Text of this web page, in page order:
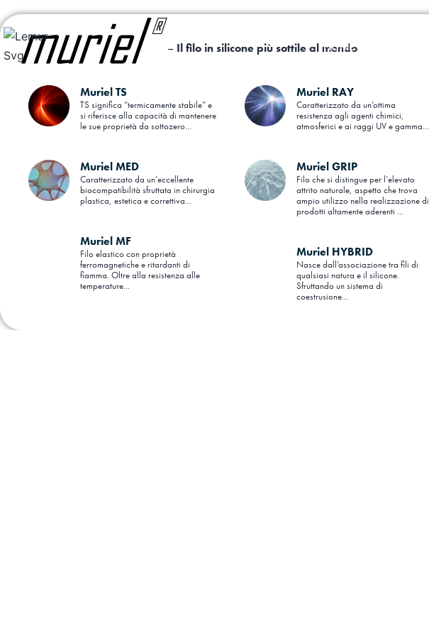
HOME
– Il filo in silicone più sottile al mondo
Muriel TS
TS significa “termicamente stabile” e
si riferisce alla capacità di mantenere
le sue proprietà da sottozero...
Muriel MED
Caratterizzato da un’eccellente
biocompatibilità sfruttata in chirurgia
plastica, estetica e correttiva...
Muriel MF
Filo elastico con proprietà
ferromagnetiche e ritardanti di
fiamma. Oltre alla resistenza alle
temperature...
Muriel RAY
Caratterizzato da un’ottima
resistenza agli agenti chimici,
atmosferici e ai raggi UV e gamma...
Muriel GRIP
Filo che si distingue per l’elevato
attrito naturale, aspetto che trova
ampio utilizzo nella realizzazione di
prodotti altamente aderenti ...
Muriel HYBRID
Nasce dall’associazione tra fili di
qualsiasi natura e il silicone.
Sfruttando un sistema di
coestrusione...